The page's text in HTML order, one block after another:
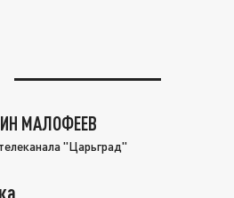
МАЛОФЕЕВ
"Царьград"